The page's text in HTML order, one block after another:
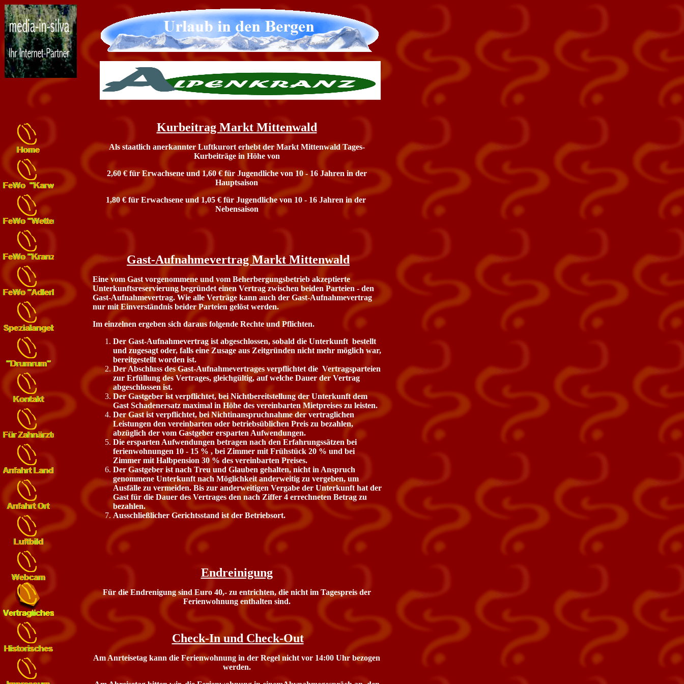
Kurbeitrag Markt Mittenwald
Als staatlich anerkannter Luftkurort erhebt der Markt Mittenwald Tages-
Kurbeiträge in Höhe von
2,60 € für Erwachsene und 1,60 € für Jugendliche von 10 - 16 Jahren in der
Hauptsaison
1,80 € für Erwachsene und 1,05 € für Jugendliche von 10 - 16 Jahren in der
Nebensaison
Gast-Aufnahmevertrag Markt Mittenwald
Eine vom Gast vorgenommene und vom Beherbergungsbetrieb akzeptierte
Unterkunftsreservierung begründet einen Vertrag zwischen beiden Parteien - den
Gast-Aufnahmevertrag. Wie alle Verträge kann auch der Gast-Aufnahmevertrag
nur mit Einverständnis beider Parteien gelöst werden.
Im einzelnen ergeben sich daraus folgende Rechte und Pflichten.
Der Gast-Aufnahmevertrag ist abgeschlossen, sobald die Unterkunft bestellt
und zugesagt oder, falls eine Zusage aus Zeitgründen nicht mehr möglich war,
bereitgestellt worden ist.
Der Abschluss des Gast-Aufnahmevertrages verpflichtet die Vertragsparteien
zur Erfüllung des Vertrages, gleichgültig, auf welche Dauer der Vertrag
abgeschlossen ist.
Der Gastgeber ist verpflichtet, bei Nichtbereitstellung der Unterkunft dem
Gast Schadenersatz maximal in Höhe des vereinbarten Mietpreises zu leisten.
Der Gast ist verpflichtet, bei Nichtinanspruchnahme der vertraglichen
Leistungen den vereinbarten oder betriebsüblichen Preis zu bezahlen,
abzüglich der vom Gastgeber ersparten Aufwendungen.
Die ersparten Aufwendungen betragen nach den Erfahrungssätzen bei
ferienwohnungen 10 - 15 % , bei Zimmer mit Frühstück 20 % und bei
Zimmer mit Halbpension 30 % des vereinbarten Preises.
Der Gastgeber ist nach Treu und Glauben gehalten, nicht in Anspruch
genommene Unterkunft nach Möglichkeit anderweitig zu vergeben, um
Ausfälle zu vermeiden. Bis zur anderweitigen Vergabe der Unterkunft hat der
Gast für die Dauer des Vertrages den nach Ziffer 4 errechneten Betrag zu
bezahlen.
Ausschließlicher Gerichtsstand ist der Betriebsort.
Endreinigung
Für die Endrenigung sind Euro 40,- zu entrichten, die nicht im Tagespreis der
Ferienwohnung enthalten sind.
Check-In und Check-Out
Am Anrteisetag kann die Ferienwohnung in der Regel nicht vor 14:00 Uhr bezogen
werden.